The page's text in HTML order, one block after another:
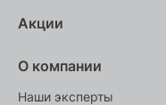
Акции
О компании
Наши эксперты